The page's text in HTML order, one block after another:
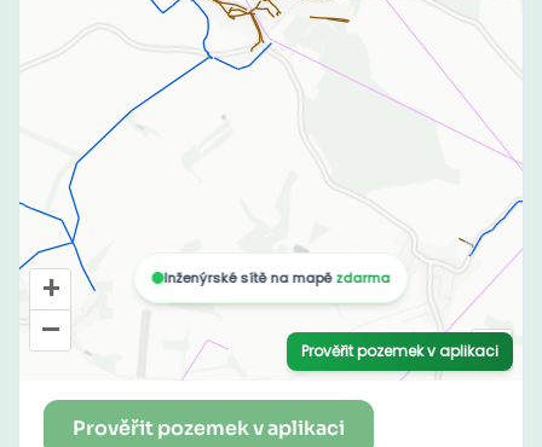
Prověřit pozemek v aplikaci